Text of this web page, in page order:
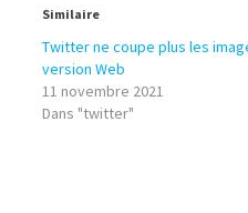
Similaire
Twitter ne coupe plus les
version Web
11 novembre 2021
Dans "twitter"